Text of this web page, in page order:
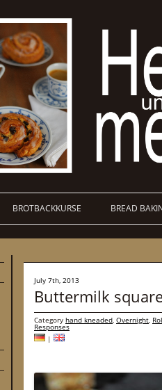
BROTBACKKURSE BREAD
July 7th, 2013
Buttermilk
Category hand kneaded, Overnight,
Responses
|